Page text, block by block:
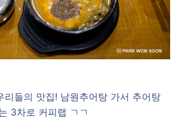
리들의 맛집! 남원추어탕 가서 추어탕
3차로 커피랩 ㄱㄱ